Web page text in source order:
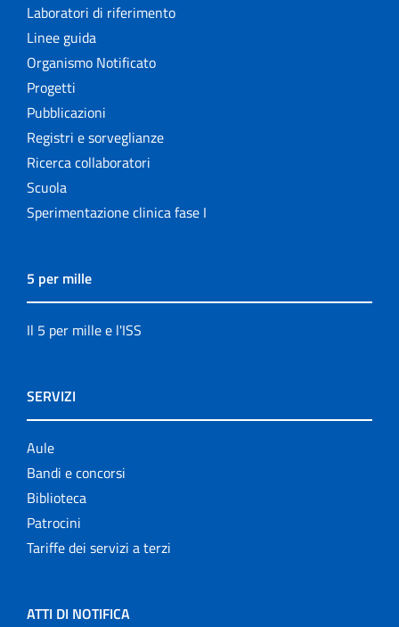
Laboratori di riferimento
Linee guida
Organismo Notificato
Progetti
Pubblicazioni
Registri e sorveglianze
Ricerca collaboratori
Scuola
Sperimentazione clinica fase I
5 per mille
Il 5 per mille e l'ISS
SERVIZI
Aule
Bandi e concorsi
Biblioteca
Patrocini
Tariffe dei servizi a terzi
ATTI DI NOTIFICA